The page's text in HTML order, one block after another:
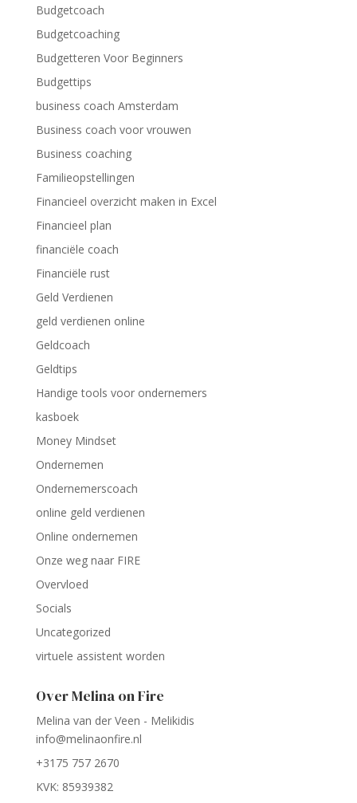
Budgetcoach
Budgetcoaching
Budgetteren Voor Beginners
Budgettips
business coach Amsterdam
Business coach voor vrouwen
Business coaching
Familieopstellingen
Financieel overzicht maken in Excel
Financieel plan
financiële coach
Financiële rust
Geld Verdienen
geld verdienen online
Geldcoach
Geldtips
Handige tools voor ondernemers
kasboek
Money Mindset
Ondernemen
Ondernemerscoach
online geld verdienen
Online ondernemen
Onze weg naar FIRE
Overvloed
Socials
Uncategorized
virtuele assistent worden
Over Melina on Fire
Melina van der Veen - Melikidis
info@melinaonfire.nl
+3175 757 2670
KVK: 85939382